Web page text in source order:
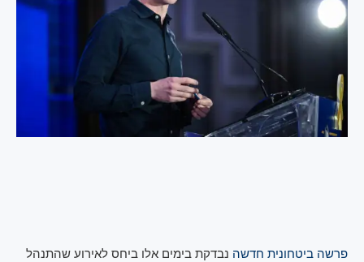
פרשה ביטחונית חדשה נבדקת בימים אלו ביחס לאירוע שהתנהל